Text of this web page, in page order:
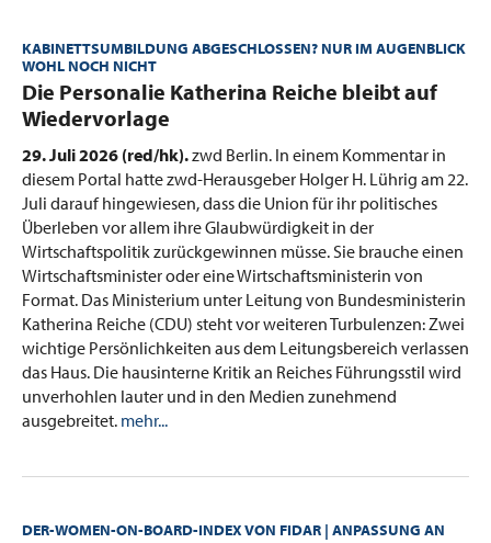
KABINETTSUMBILDUNG ABGESCHLOSSEN? NUR IM AUGENBLICK
WOHL NOCH NICHT
:Die Personalie Katherina Reiche bleibt auf
Wiedervorlage
29. Juli 2026 (red/hk).zwd Berlin. In einem Kommentar in
diesem Portal hatte zwd-Herausgeber Holger H. Lührig am 22.
Juli darauf hingewiesen, dass die Union für ihr politisches
Überleben vor allem ihre Glaubwürdigkeit in der
Wirtschaftspolitik zurückgewinnen müsse. Sie brauche einen
Wirtschaftsminister oder eine Wirtschaftsministerin von
Format. Das Ministerium unter Leitung von Bundesministerin
Katherina Reiche (CDU) steht vor weiteren Turbulenzen: Zwei
wichtige Persönlichkeiten aus dem Leitungsbereich verlassen
das Haus. Die hausinterne Kritik an Reiches Führungsstil wird
unverhohlen lauter und in den Medien zunehmend
ausgebreitet. mehr...
DER-WOMEN-ON-BOARD-INDEX VON FIDAR | ANPASSUNG AN